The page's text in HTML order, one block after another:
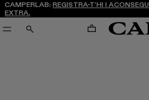
CAMPERLAB: REGISTRA-T’HI I
EXTRA.
CERCA CARRO